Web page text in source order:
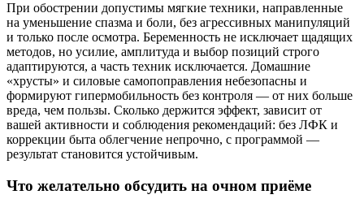
При обострении допустимы мягкие техники, направленные
на уменьшение спазма и боли, без агрессивных манипуляций
и только после осмотра. Беременность не исключает щадящих
методов, но усилие, амплитуда и выбор позиций строго
адаптируются, а часть техник исключается. Домашние
«хрусты» и силовые самопоправления небезопасны и
формируют гипермобильность без контроля — от них больше
вреда, чем пользы. Сколько держится эффект, зависит от
вашей активности и соблюдения рекомендаций: без ЛФК и
коррекции быта облегчение непрочно, с программой —
результат становится устойчивым.
Что желательно обсудить на очном приёме